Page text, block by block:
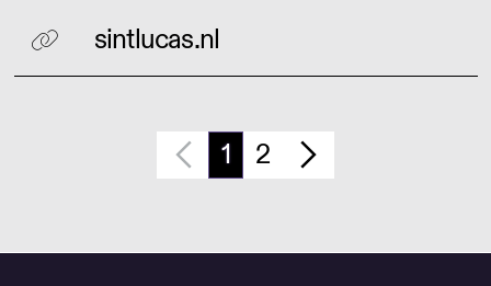
sintlucas.nl
1 2